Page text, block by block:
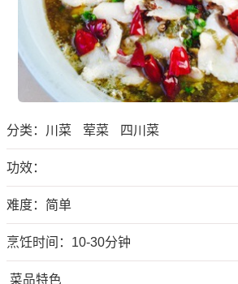
分类： 川菜 荤菜 四川菜
功效：
难度：简单
烹饪时间：10-30分钟
菜品特色